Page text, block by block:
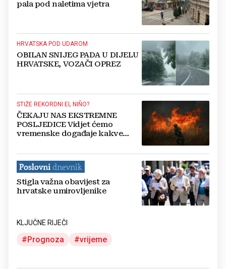
pala pod naletima vjetra
HRVATSKA POD UDAROM
OBILAN SNIJEG PADA U DIJELU
HRVATSKE, VOZAČI OPREZ
STIŽE REKORDNI EL NIÑO?
ČEKAJU NAS EKSTREMNE
POSLJEDICE Vidjet ćemo
vremenske događaje kakve
Stigla važna obavijest za
hrvatske umirovljenike
KLJUČNE RIJEČI
Prognoza vrijeme